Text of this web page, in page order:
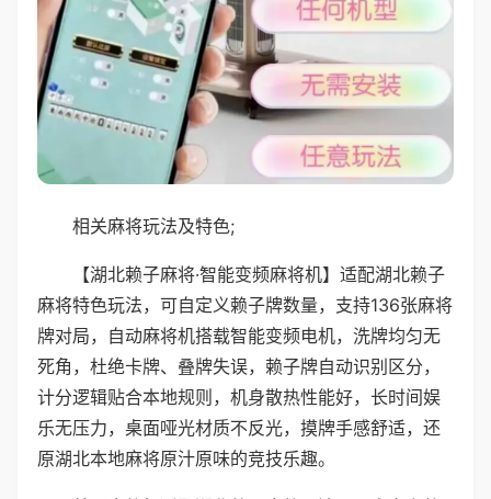
相关麻将玩法及特色;
【湖北赖子麻将·智能变频麻将机】适配湖北赖子
麻将特色玩法，可自定义赖子牌数量，支持136张麻将
牌对局，自动麻将机搭载智能变频电机，洗牌均匀无
死角，杜绝卡牌、叠牌失误，赖子牌自动识别区分，
计分逻辑贴合本地规则，机身散热性能好，长时间娱
乐无压力，桌面哑光材质不反光，摸牌手感舒适，还
原湖北本地麻将原汁原味的竞技乐趣。